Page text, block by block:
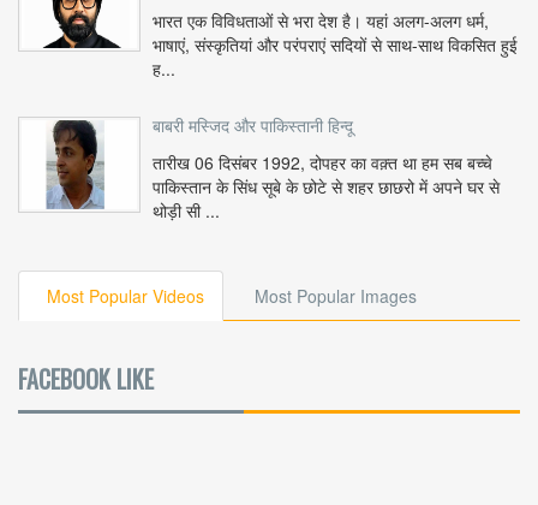
भारत एक विविधताओं से भरा देश है। यहां अलग-अलग धर्म,
भाषाएं, संस्कृतियां और परंपराएं सदियों से साथ-साथ विकसित हुई
ह...
बाबरी मस्जिद और पाकिस्तानी हिन्दू
तारीख 06 दिसंबर 1992, दोपहर का वक़्त था हम सब बच्चे
पाकिस्तान के सिंध सूबे के छोटे से शहर छाछरो में अपने घर से
थोड़ी सी ...
Most Popular Videos Most Popular Images
FACEBOOK LIKE